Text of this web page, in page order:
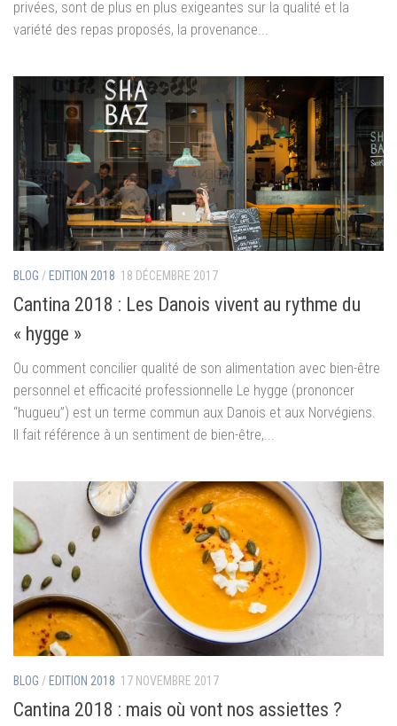
privées, sont de plus en plus exigeantes sur la qualité et la
variété des repas proposés, la provenance...
BLOG / EDITION 2018 18 DÉCEMBRE 2017
Cantina 2018 : Les Danois vivent au rythme du
« hygge »
Ou comment concilier qualité de son alimentation avec bien-être
personnel et efficacité professionnelle Le hygge (prononcer
“hugueu”) est un terme commun aux Danois et aux Norvégiens.
Il fait référence à un sentiment de bien-être,...
BLOG / EDITION 2018 17 NOVEMBRE 2017
Cantina 2018 : mais où vont nos assiettes ?